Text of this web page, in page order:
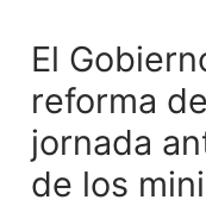
El
reforma
jornada
de los